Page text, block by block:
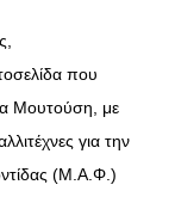
που
Μουτούση, με
για την
(Μ.Α.Φ.)